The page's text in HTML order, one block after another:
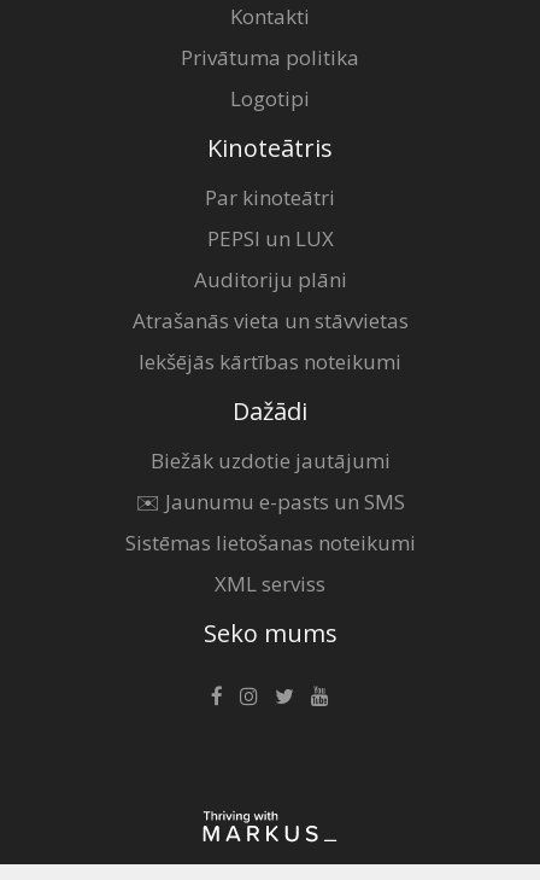
Kontakti
Privātuma politika
Logotipi
Kinoteātris
Par kinoteātri
PEPSI un LUX
Auditoriju plāni
Atrašanās vieta un stāvvietas
Iekšējās kārtības noteikumi
Dažādi
Biežāk uzdotie jautājumi
✉️ Jaunumu e-pasts un SMS
Sistēmas lietošanas noteikumi
XML serviss
Seko mums